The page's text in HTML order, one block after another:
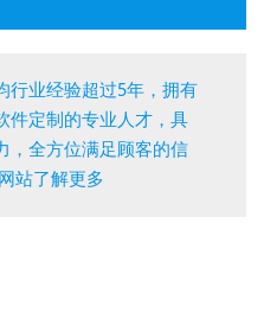
行业经验超过5年，拥有
件定制的专业人才，具
，全方位满足顾客的信
站了解更多